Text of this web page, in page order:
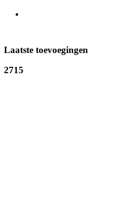
Laatste toevoegingen
2715